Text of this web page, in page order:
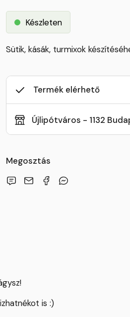
Készleten
Sütik, kásák, turmixok
Termék elérhető
Újlipótváros - 1132
Megosztás
is :)